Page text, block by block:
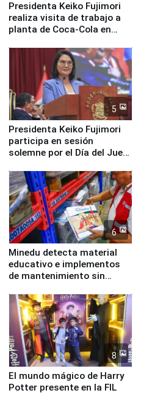
Presidenta Keiko Fujimori
realiza visita de trabajo a
planta de Coca-Cola en
5
Presidenta Keiko Fujimori
participa en sesión
solemne por el Día del Juez
6
Minedu detecta material
educativo e implementos
de mantenimiento sin
la UGEL 2
8
El mundo mágico de Harry
Potter presente en la FIL